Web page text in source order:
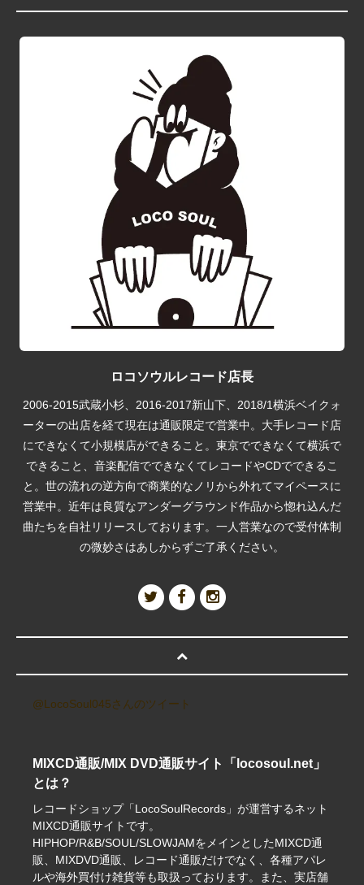
ロコソウルレコード店長
2006-2015武蔵小杉、2016-2017新山下、2018/1横浜ベイクォ
ーターの出店を経て現在は通販限定で営業中。大手レコード店
にできなくて小規模店ができること。東京でできなくて横浜で
できること、音楽配信でできなくてレコードやCDでできるこ
と。世の流れの逆方向で商業的なノリから外れてマイペースに
営業中。近年は良質なアンダーグラウンド作品から惚れ込んだ
曲たちを自社リリースしております。一人営業なので受付体制
の微妙さはあしからずご了承ください。
@LocoSoul045さんのツイート
MIXCD通販/MIX DVD通販サイト「locosoul.net」
とは？
レコードショップ「LocoSoulRecords」が運営するネット
MIXCD通販サイトです。
HIPHOP/R&B/SOUL/SLOWJAMをメインとしたMIXCD通
販、MIXDVD通販、レコード通販だけでなく、各種アパレ
ルや海外買付け雑貨等も取扱っております。また、実店舗